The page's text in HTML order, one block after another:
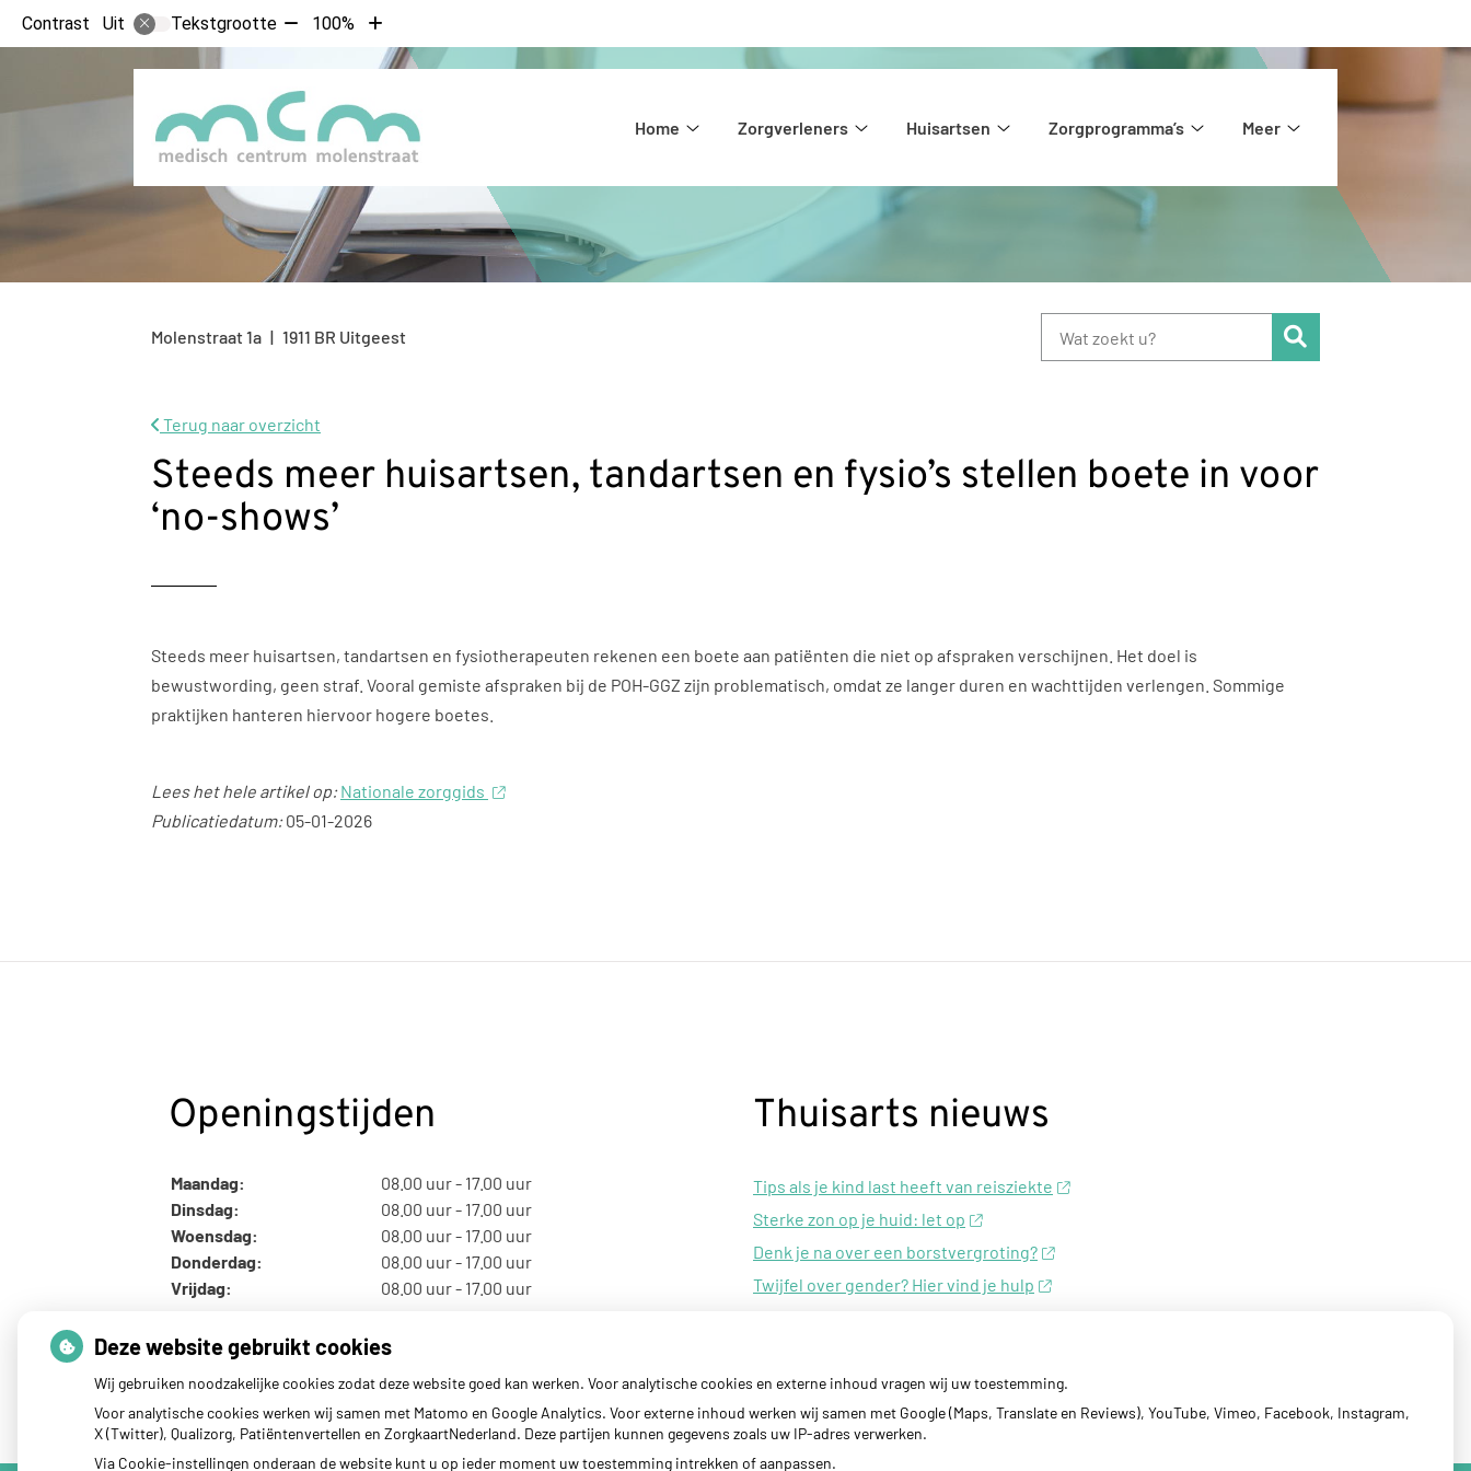
Contrast Uit Tekstgrootte Tekst
10%
100%
Tekst
vergroten
met
Home
Zorgverleners
Huisartsen
Zorgprogramma’s
Meer
Molenstraat1a 1911 BR Uitgeest
Terug naar overzicht
Steeds meer huisartsen, tandartsen en fysio’s stellen boete in voor
‘no-shows’
Steeds meer huisartsen, tandartsen en fysiotherapeuten rekenen een boete aan patiënten die niet op afspraken verschijnen. Het doel is
bewustwording, geen straf. Vooral gemiste afspraken bij de POH-GGZ zijn problematisch, omdat ze langer duren en wachttijden verlengen. Sommige
praktijken hanteren hiervoor hogere boetes.
Lees het hele artikel op: Nationale zorggids
Publicatiedatum:05-01-2026
Openingstijden
Maandag:
08.00 uur - 17.00 uur
Dinsdag:
08.00 uur - 17.00 uur
Woensdag:
08.00 uur - 17.00 uur
Donderdag:
08.00 uur - 17.00 uur
Vrijdag:
08.00 uur - 17.00 uur
Thuisarts nieuws
Tips als je kind last heeft van reisziekte
Sterke zon op je huid: let op
Denk je na over een borstvergroting?
Twijfel over gender? Hier vind je hulp
Deze website gebruikt cookies
Wij gebruiken noodzakelijke cookies zodat deze website goed kan werken. Voor analytische cookies en externe inhoud vragen wij uw toestemming.
Voor analytische cookies werken wij samen met Matomo en Google Analytics. Voor externe inhoud werken wij samen met Google (Maps, Translate en Reviews), YouTube, Vimeo, Facebook, Instagram,
X (Twitter), Qualizorg, Patiëntenvertellen en ZorgkaartNederland. Deze partijen kunnen gegevens zoals uw IP-adres verwerken.
Via Cookie-instellingen onderaan de website kunt u op ieder moment uw toestemming intrekken of aanpassen.